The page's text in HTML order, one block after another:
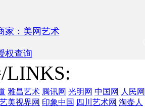
家：美网艺术
权查询
LINKS:
雅昌艺术 腾讯网 光明网 中国网 人民网
艺美视界网 印象中国 四川艺术网 淘壶人